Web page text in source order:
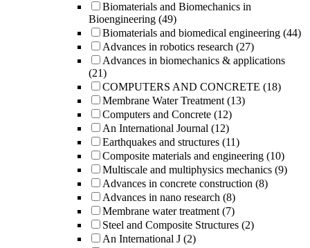
Biomaterials and Biomechanics in
Bioengineering (49)
Biomaterials and biomedical engineering (44)
Advances in robotics research (27)
Advances in biomechanics & applications
(21)
COMPUTERS AND CONCRETE (18)
Membrane Water Treatment (13)
Computers and Concrete (12)
An International Journal (12)
Earthquakes and structures (11)
Composite materials and engineering (10)
Multiscale and multiphysics mechanics (9)
Advances in concrete construction (8)
Advances in nano research (8)
Membrane water treatment (7)
Steel and Composite Structures (2)
An International J (2)